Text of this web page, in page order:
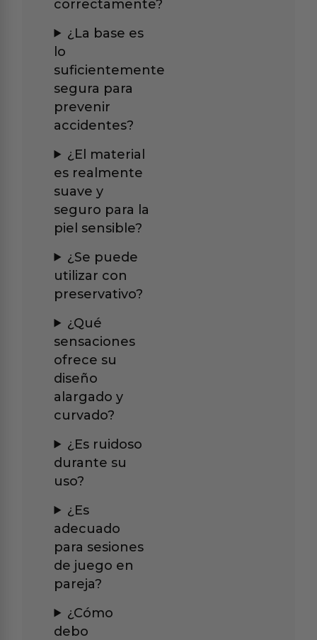
correctamente?
¿La base es
lo
suficientemente
segura para
prevenir
accidentes?
¿El material
es realmente
suave y
seguro para la
piel sensible?
¿Se puede
utilizar con
preservativo?
¿Qué
sensaciones
ofrece su
diseño
alargado y
curvado?
¿Es ruidoso
durante su
uso?
¿Es
adecuado
para sesiones
de juego en
pareja?
¿Cómo
debo